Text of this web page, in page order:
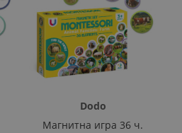
Dodo
Магнитна игра 36 ч.